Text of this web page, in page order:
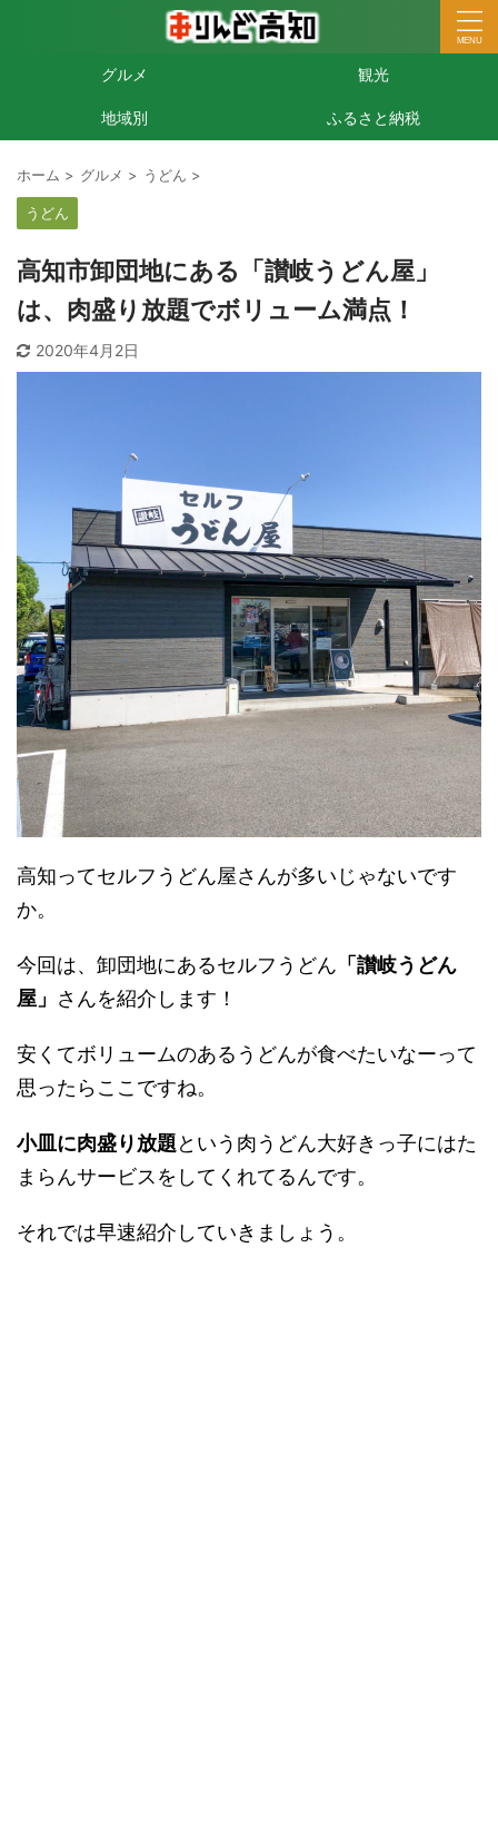
グルメ 観光
地域別 ふるさと納税
ホーム > グルメ > うどん >
うどん
高知市卸団地にある「讃岐うどん屋」
は、肉盛り放題でボリューム満点！
2020年4月2日
高知ってセルフうどん屋さんが多いじゃないです
か。
今回は、卸団地にあるセルフうどん 「讃岐うどん
屋」 さんを紹介します！
安くてボリュームのあるうどんが食べたいなーって
思ったらここですね。
小皿に肉盛り放題という肉うどん大好きっ子にはた
まらんサービスをしてくれてるんです。
それでは早速紹介していきましょう。